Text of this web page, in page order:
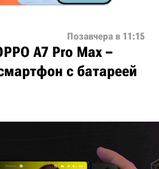
Позавчера в 11:15
A7 Pro Max –
с батареей